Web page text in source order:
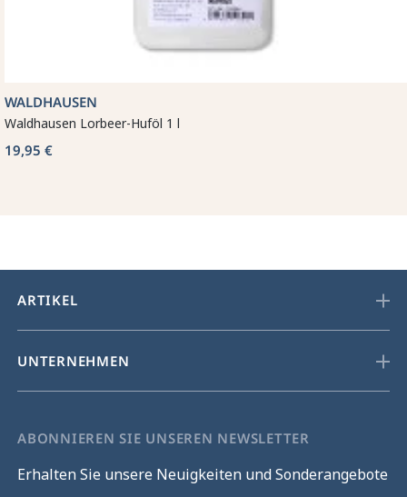
WALDHAUSEN
Waldhausen Lorbeer-Huföl 1 l
19,95 €
ARTIKEL
UNTERNEHMEN
ABONNIEREN SIE UNSEREN NEWSLETTER
Erhalten Sie unsere Neuigkeiten und Sonderangebote